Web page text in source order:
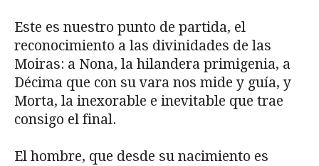
Este es nuestro punto de partida, el
reconocimiento a las divinidades de las
Moiras: a Nona, la hilandera primigenia, a
Décima que con su vara nos mide y guía, y
Morta, la inexorable e inevitable que trae
consigo el final.
El hombre, que desde su nacimiento es